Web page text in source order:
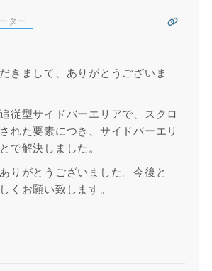
ター
きまして、ありがとうございま
従型サイドバーエリアで、スクロ
れた要素につき、サイドバーエリ
で解決しました。
りがとうございました。今後と
くお願い致します。